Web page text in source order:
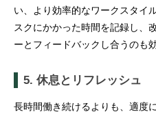
い、より効率的なワークスタイ
スクにかかった時間を記録し、
ーとフィードバックし合うのも
5. 休息とリフレッシュ
長時間働き続けるよりも、適度